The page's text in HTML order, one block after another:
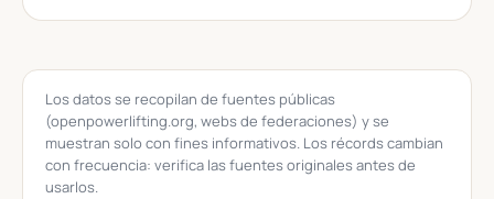
Los datos se recopilan de fuentes públicas
(openpowerlifting.org, webs de federaciones) y se
muestran solo con fines informativos. Los récords cambian
con frecuencia: verifica las fuentes originales antes de
usarlos.